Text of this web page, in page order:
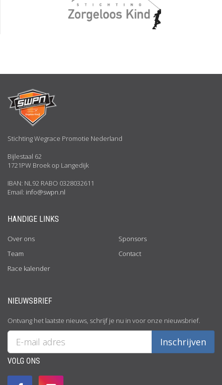
Stichting Wegrace Promotie Nederland
Bijlestaal 62
1721PW Broek op Langedijk
IBAN: NL92 RABO 0328032611
Email: info@swpn.nl
HANDIGE LINKS
Over ons
Team
Race kalender
Sponsors
Contact
NIEUWSBRIEF
Ontvang het laatste nieuws, schrijf je nu in voor onze nieuwsbrief.
VOLG ONS